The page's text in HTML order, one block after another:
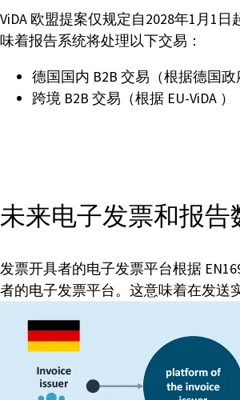
ViDA 欧盟提案仅规定自2028年1月1
味着报告系统将处理以下交易：
德国国内 B2B 交易（根据德国政
跨境 B2B 交易（根据 EU-ViDA ）
未来电子发票和报告
发票开具者的电子发票平台根据
者的电子发票平台。这意味着在发送